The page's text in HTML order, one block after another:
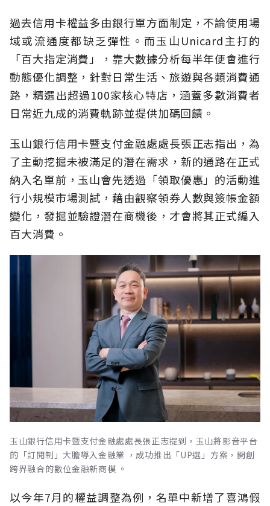
過去信用卡權益多由銀行單方面制定，不論使用場
域或流通度都缺乏彈性。而玉山Unicard主打的
「百大指定消費」，靠大數據分析每半年便會進行
動態優化調整，針對日常生活、旅遊與各類消費通
路，精選出超過100家核心特店，涵蓋多數消費者
日常近九成的消費軌跡並提供加碼回饋。
玉山銀行信用卡暨支付金融處處長張正志指出，為
了主動挖掘未被滿足的潛在需求，新的通路在正式
納入名單前，玉山會先透過「領取優惠」的活動進
行小規模市場測試，藉由觀察領券人數與簽帳金額
變化，發掘並驗證潛在商機後，才會將其正式編入
百大消費。
玉山銀行信用卡暨支付金融處處長張正志提到，玉山將影音平台
的「訂閱制」大膽導入金融業 ，成功推出「UP選」方案，開創
跨界融合的數位金融新商模 。
以今年7月的權益調整為例，名單中新增了喜鴻假